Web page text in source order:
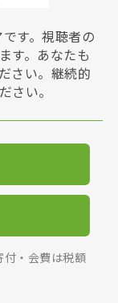
す。視聴者の
す。あなたも
さい。継続的
さい。
・会費は税額